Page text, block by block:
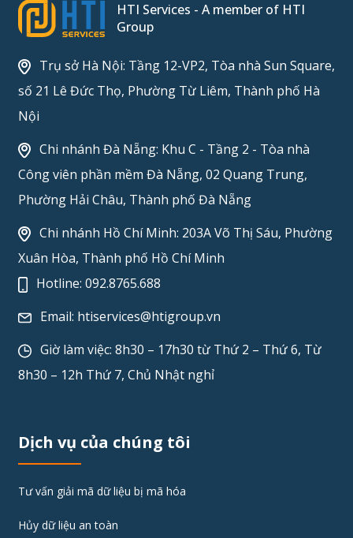
HTI Services - A member of HTI
Group
Trụ sở Hà Nội: Tầng 12-VP2, Tòa nhà Sun Square,
số 21 Lê Đức Thọ, Phường Từ Liêm, Thành phố Hà
Nội
Chi nhánh Đà Nẵng: Khu C - Tầng 2 - Tòa nhà
Công viên phần mềm Đà Nẵng, 02 Quang Trung,
Phường Hải Châu, Thành phố Đà Nẵng
Chi nhánh Hồ Chí Minh: 203A Võ Thị Sáu, Phường
Xuân Hòa, Thành phố Hồ Chí Minh
Hotline:092.8765.688
Email: htiservices@htigroup.vn
Giờ làm việc: 8h30 – 17h30 từ Thứ 2 – Thứ 6, Từ
8h30 – 12h Thứ 7, Chủ Nhật nghỉ
Dịch vụ của chúng tôi
Tư vấn giải mã dữ liệu bị mã hóa
Hủy dữ liệu an toàn